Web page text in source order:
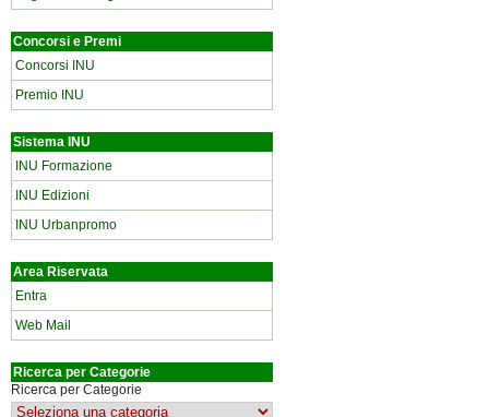
Concorsi e Premi
Concorsi INU
Premio INU
Sistema INU
INU Formazione
INU Edizioni
INU Urbanpromo
Area Riservata
Entra
Web Mail
Ricerca per Categorie
Ricerca per Categorie